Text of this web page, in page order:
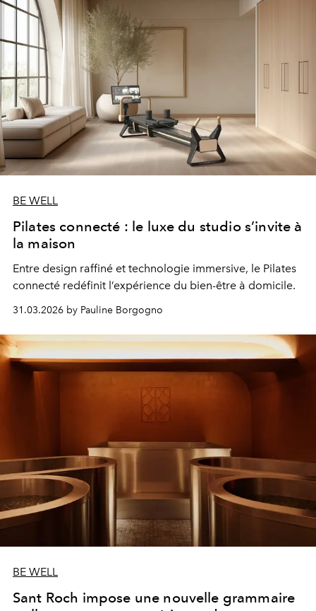
BE WELL
Pilates connecté : le luxe du studio s’invite à
la maison
Entre design raffiné et technologie immersive, le Pilates
connecté redéfinit l’expérience du bien-être à domicile.
31.03.2026 by Pauline Borgogno
BE WELL
Sant Roch impose une nouvelle grammaire